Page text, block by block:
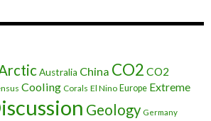
Australia China CO2 CO2
Cooling Corals El Nino Europe Extreme
Geology Germany